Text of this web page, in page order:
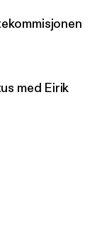
med Eirik